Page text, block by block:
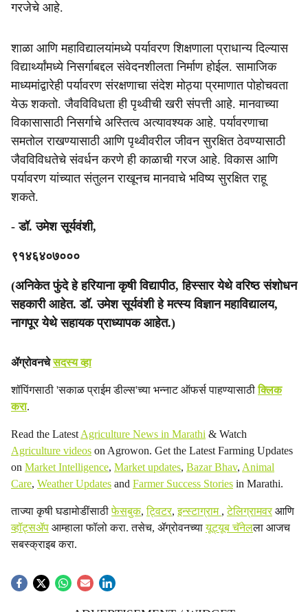
गरजेचे आहे.
शाळा आणि महाविद्यालयांमध्ये पर्यावरण शिक्षणाला प्राधान्य दिल्यास
विद्यार्थ्यांमध्ये निसर्गाबद्दल संवेदनशीलता निर्माण होईल. सामाजिक
माध्यमांद्वारेही पर्यावरण संरक्षणाचा संदेश मोठ्या प्रमाणात पोहोचवता
येऊ शकतो. जैवविविधता ही पृथ्वीची खरी संपत्ती आहे. मानवाच्या
विकासासाठी निसर्गाचे अस्तित्व अत्यावश्यक आहे. पर्यावरणाचा
समतोल राखण्यासाठी आणि पृथ्वीवरील जीवन सुरक्षित ठेवण्यासाठी
जैवविविधतेचे संवर्धन करणे ही काळाची गरज आहे. विकास आणि
पर्यावरण यांच्यात संतुलन राखूनच मानवाचे भविष्य सुरक्षित राहू
शकते.
- डॉ. उमेश सूर्यवंशी,
९१४६४०७०००
(अनिकेत फुंदे हे हरियाना कृषी विद्यापीठ, हिस्सार येथे वरिष्ठ संशोधन
सहकारी आहेत. डॉ. उमेश सूर्यवंशी हे मत्स्य विज्ञान महाविद्यालय,
नागपूर येथे सहायक प्राध्यापक आहेत.)
ॲग्रोवनचेसदस्य व्हा
शॉपिंगसाठी 'सकाळ प्राईम डील्स'च्या भन्नाट ऑफर्स पाहण्यासाठीक्लिक
करा.
Read the Latest Agriculture News in Marathi & Watch
Agriculture videos on Agrowon. Get the Latest Farming Updates
on Market Intelligence, Market updates, Bazar Bhav, Animal
Care, Weather Updates and Farmer Success Stories in Marathi.
ताज्या कृषी घडामोडींसाठीफेसबुक,ट्विटर,इन्स्टाग्राम ,टेलिग्रामवरआणि
व्हॉट्सॲप आम्हाला फॉलो करा. तसेच, ॲग्रोवनच्यायूट्यूब चॅनेलला आजच
सबस्क्राइब करा.